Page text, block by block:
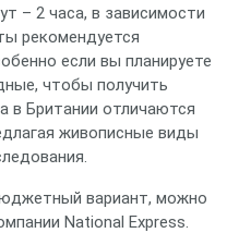
– 2 часа, в зависимости
рекомендуется
если вы планируете
чтобы получить
в Британии отличаются
живописные виды
вариант, можно
National Express.